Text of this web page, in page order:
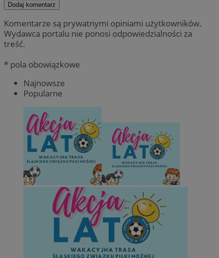
Dodaj komentarz
Komentarze są prywatnymi opiniami użytkowników.
Wydawca portalu nie ponosi odpowiedzialności za
treść.
* pola obowiązkowe
Najnowsze
Popularne